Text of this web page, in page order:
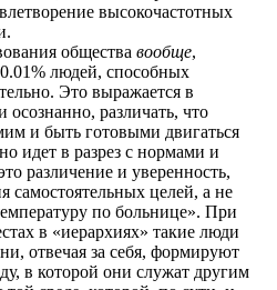
высокочастотных
общества вообще,
людей, способных
Это выражается в
различать, что
и быть готовыми двигаться
идет в разрез с нормами и
различение и уверенность,
самостоятельных целей, а не
по больнице». При
в «иерархиях» такие люди
отвечая за себя, формируют
в которой они служат другим